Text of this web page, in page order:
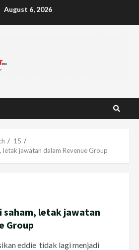
August 6, 2026
15
letak jawatan dalam Revenue Group
saham, letak jawatan
Group
eddie tidak lagi menjadi